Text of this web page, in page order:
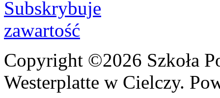
Copyright ©2026 Szkoła
Westerplatte w Cielczy.